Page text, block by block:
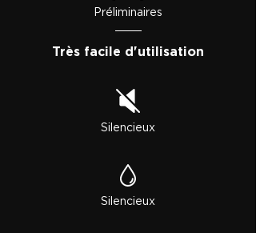
Préliminaires
Très facile d'utilisation
Silencieux
Silencieux